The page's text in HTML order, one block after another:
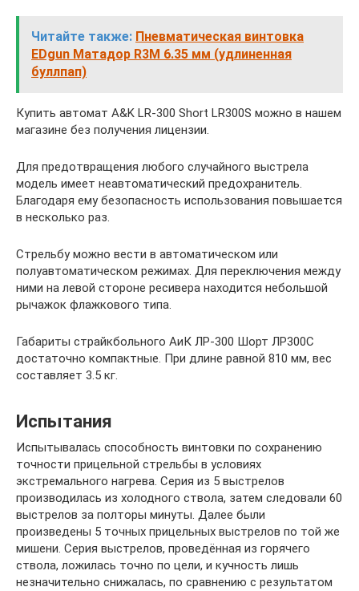
Читайте также: Пневматическая винтовка
EDgun Матадор R3M 6.35 мм (удлиненная
буллпап)
Купить автомат A&K LR-300 Short LR300S можно в нашем
магазине без получения лицензии.
Для предотвращения любого случайного выстрела
модель имеет неавтоматический предохранитель.
Благодаря ему безопасность использования повышается
в несколько раз.
Стрельбу можно вести в автоматическом или
полуавтоматическом режимах. Для переключения между
ними на левой стороне ресивера находится небольшой
рычажок флажкового типа.
Габариты страйкбольного АиК ЛР-300 Шорт ЛР300С
достаточно компактные. При длине равной 810 мм, вес
составляет 3.5 кг.
Испытания
Испытывалась способность винтовки по сохранению
точности прицельной стрельбы в условиях
экстремального нагрева. Серия из 5 выстрелов
производилась из холодного ствола, затем следовали 60
выстрелов за полторы минуты. Далее были
произведены 5 точных прицельных выстрелов по той же
мишени. Серия выстрелов, проведённая из горячего
ствола, ложилась точно по цели, и кучность лишь
незначительно снижалась, по сравнению с результатом